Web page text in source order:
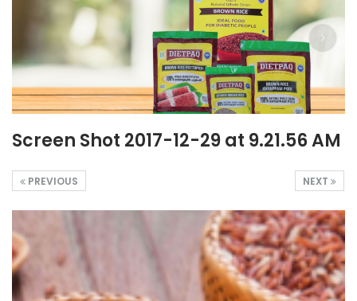
Screen Shot 2017-12-29 at 9.21.56 AM
NEXT
PREVIOUS